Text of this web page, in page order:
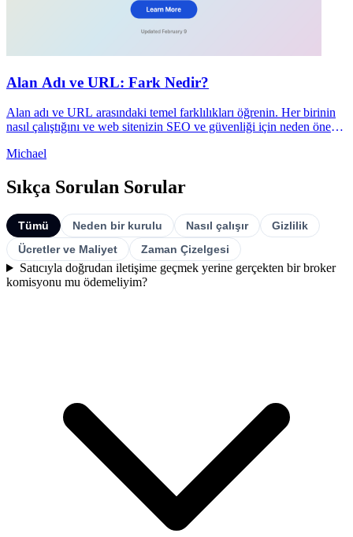
Alan Adı ve URL: Fark Nedir?
Alan adı ve URL arasındaki temel farklılıkları öğrenin. Her birinin
nasıl çalıştığını ve web sitenizin SEO ve güvenliği için neden önemli
Michael
Sıkça Sorulan Sorular
Tümü Neden bir kurulu Nasıl çalışır
Gizlilik
Ücretler ve Maliyet
Zaman Çizelgesi
Satıcıyla doğrudan iletişime geçmek yerine gerçekten bir broker
komisyonu mu ödemeliyim?